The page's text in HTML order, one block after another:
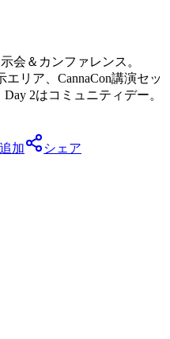
会＆カンファレンス。
エリア、CannaCon講演セッ
2はコミュニティデー。
加 シェア